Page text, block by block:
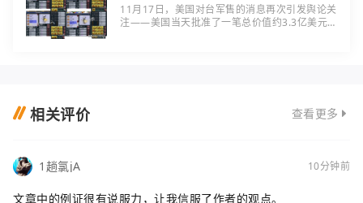
11月17日，美国对台军售的消息再次引发舆论关
注——美国当天批准了一笔总价值约3.3亿美元
相关评价 查看更多
1趟氯jA 10分钟前
文章中的例证很有说服力，让我信服了作者的观点。